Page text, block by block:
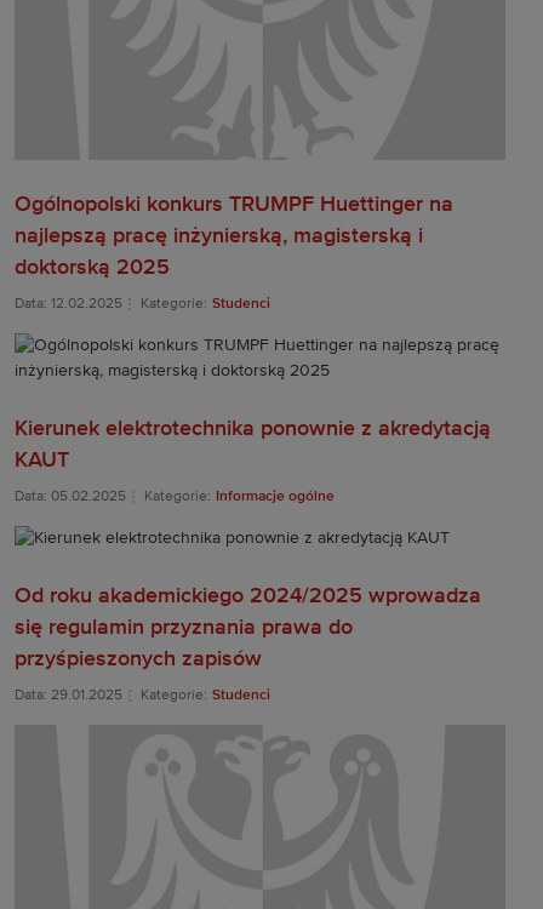
Ogólnopolski konkurs TRUMPF Huettinger na
najlepszą pracę inżynierską, magisterską i
doktorską 2025
Data: 12.02.2025 Kategorie: Studenci
Kierunek elektrotechnika ponownie z akredytacją
KAUT
Data: 05.02.2025 Kategorie: Informacje ogólne
Od roku akademickiego 2024/2025 wprowadza
się regulamin przyznania prawa do
przyśpieszonych zapisów
Data: 29.01.2025 Kategorie: Studenci